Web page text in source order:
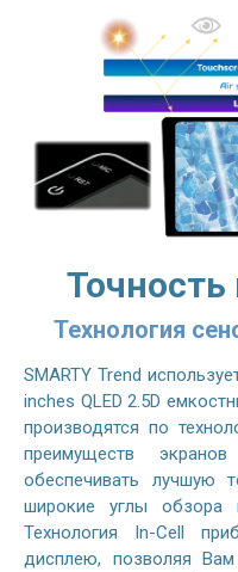
Технология
SMARTY Trend
inches QLED 2.5D
производятся по
преимуществ
обеспечивать лучшую
широкие углы обзора
Технология In-Cell
дисплею, позволяя